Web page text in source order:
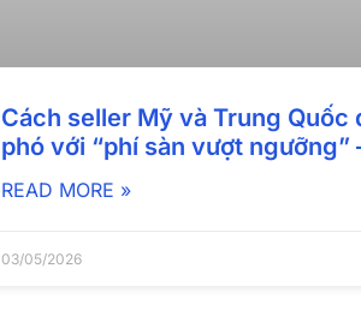
Cách seller Mỹ và Trung Quốc
phó với “phí sàn vượt ngưỡng”
READ MORE »
03/05/2026